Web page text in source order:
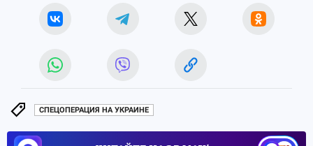
СПЕЦОПЕРАЦИЯ НА УКРАИНЕ